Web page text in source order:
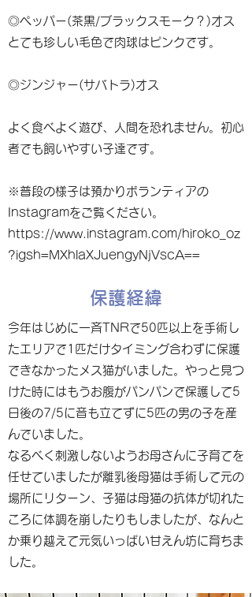
◎ペッパー(茶黒/ブラックスモーク？)オス
とても珍しい毛色で肉球はピンクです。
◎ジンジャー(サバトラ)オス
よく食べよく遊び、人間を恐れません。初心
者でも飼いやすい子達です。
※普段の様子は預かりボランティアの
Instagramをご覧ください。
https://www.instagram.com/hiroko_oz
?igsh=MXhlaXJuengyNjVscA==
保護経緯
今年はじめに一斉TNRで50匹以上を手術し
たエリアで1匹だけタイミング合わずに保護
できなかったメス猫がいました。やっと見つ
けた時にはもうお腹がパンパンで保護して5
日後の7/5に音も立てずに5匹の男の子を産
んでいました。
なるべく刺激しないようお母さんに子育てを
任せていましたが離乳後母猫は手術して元の
場所にリターン、子猫は母猫の抗体が切れた
ころに体調を崩したりもしましたが、なんと
か乗り越えて元気いっぱい甘えん坊に育ちま
した。